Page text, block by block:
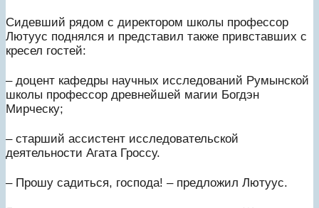
Сидевший рядом с директором школы профессор
Лютуус поднялся и представил также привставших с
кресел гостей:
– доцент кафедры научных исследований Румынской
школы профессор древнейшей магии Богдэн
Мирческу;
– старший ассистент исследовательской
деятельности Агата Гроссу.
– Прошу садиться, господа! – предложил Лютуус.